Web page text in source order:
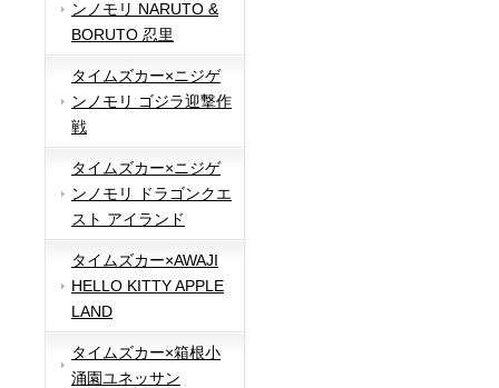
ンノモリ NARUTO &
BORUTO 忍里
タイムズカー×ニジゲ
ンノモリ ゴジラ迎撃作
戦
タイムズカー×ニジゲ
ンノモリ ドラゴンクエ
スト アイランド
タイムズカー×AWAJI
HELLO KITTY APPLE
LAND
タイムズカー×箱根小
涌園ユネッサン